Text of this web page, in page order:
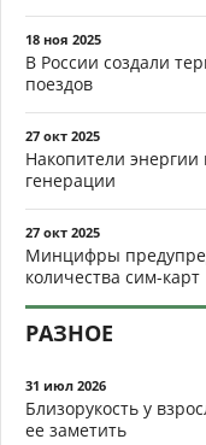
18 ноя 2025
В России создали
поездов
27 окт 2025
Накопители
генерации
27 окт 2025
Минцифры
количества сим-карт
РАЗНОЕ
31 июл 2026
Близорукость у
ее заметить